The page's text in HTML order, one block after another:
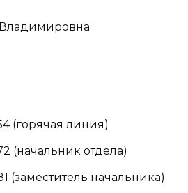
Владимировна
(горячая линия)
(начальник отдела)
(заместитель начальника)